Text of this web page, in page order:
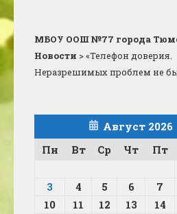
МБОУ ООШ №77 города
Новости >«Телефон доверия.
Неразрешимых проблем не
Август 2026
Пн
Вт Ср Чт Пт
3
4 5 6 7
10
11 12 13 14